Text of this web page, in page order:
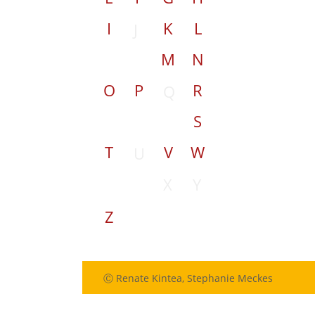
I
K
L
M
N
O
P
R
S
T
V
W
Z
Ⓒ Renate Kintea, Stephanie Meckes